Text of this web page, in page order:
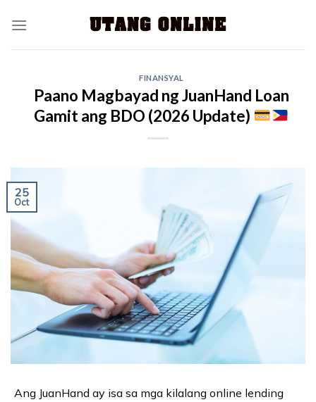
FINANSYAL
Paano Magbayad ng JuanHand Loan
Gamit ang BDO (2026 Update)
25
Oct
Ang JuanHand ay isa sa mga kilalang online lending